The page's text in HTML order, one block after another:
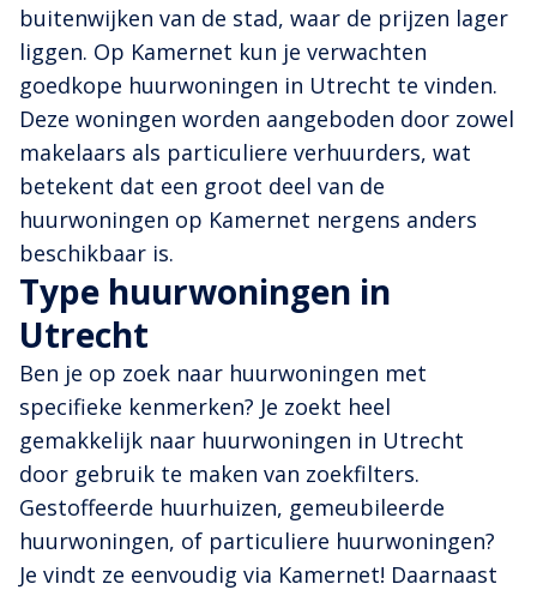
buitenwijken van de stad, waar de prijzen lager
liggen. Op Kamernet kun je verwachten
goedkope huurwoningen in Utrecht te vinden.
Deze woningen worden aangeboden door zowel
makelaars als particuliere verhuurders, wat
betekent dat een groot deel van de
huurwoningen op Kamernet nergens anders
beschikbaar is.
Type huurwoningen in
Utrecht
Ben je op zoek naar huurwoningen met
specifieke kenmerken? Je zoekt heel
gemakkelijk naar huurwoningen in Utrecht
door gebruik te maken van zoekfilters.
Gestoffeerde huurhuizen, gemeubileerde
huurwoningen, of particuliere huurwoningen?
Je vindt ze eenvoudig via Kamernet! Daarnaast